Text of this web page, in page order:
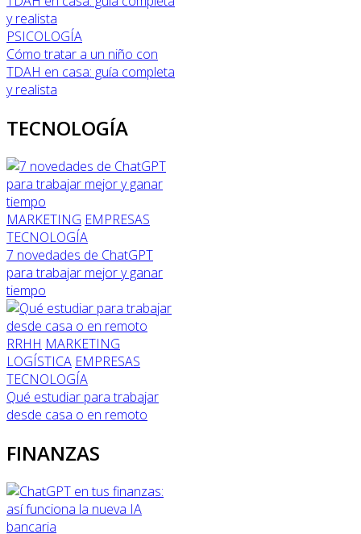
PSICOLOGÍA
Cómo tratar a un niño con
TDAH en casa: guía completa
y realista
TECNOLOGÍA
MARKETING EMPRESAS
TECNOLOGÍA
7 novedades de ChatGPT
para trabajar mejor y ganar
tiempo
RRHH MARKETING
LOGÍSTICA EMPRESAS
TECNOLOGÍA
Qué estudiar para trabajar
desde casa o en remoto
FINANZAS